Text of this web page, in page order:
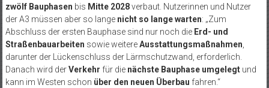
zwölf Bauphasen bis Mitte 2028verbaut. Nutzerinnen und Nutzer
der A3 müssen aber so lange nicht so lange warten: „Zum
Abschluss der ersten Bauphase sind nur noch die Erd- und
Straßenbauarbeiten sowie weitereAusstattungsmaßnahmen,
darunter der Lückenschluss der Lärmschutzwand, erforderlich.
Danach wird derVerkehr für die nächste Bauphase umgelegtund
kann im Westen schon über den neuen Überbau fahren.“